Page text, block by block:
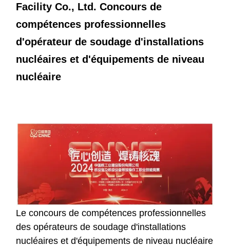
Facility Co., Ltd. Concours de
compétences professionnelles
d'opérateur de soudage d'installations
nucléaires et d'équipements de niveau
nucléaire
Le concours de compétences professionnelles
des opérateurs de soudage d'installations
nucléaires et d'équipements de niveau nucléaire